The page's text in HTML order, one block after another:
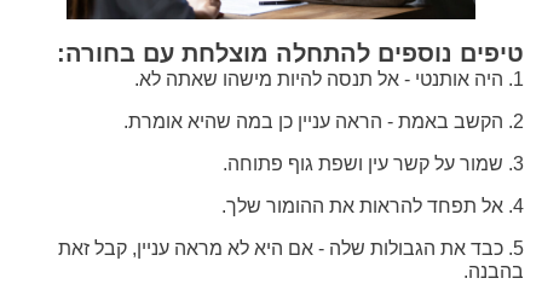
טיפים נוספים להתחלה מוצלחת עם בחורה:
1. היה אותנטי - אל תנסה להיות מישהו שאתה לא.
2. הקשב באמת - הראה עניין כן במה שהיא אומרת.
3. שמור על קשר עין ושפת גוף פתוחה.
4. אל תפחד להראות את ההומור שלך.
5. כבד את הגבולות שלה - אם היא לא מראה עניין, קבל זאת
בהבנה.